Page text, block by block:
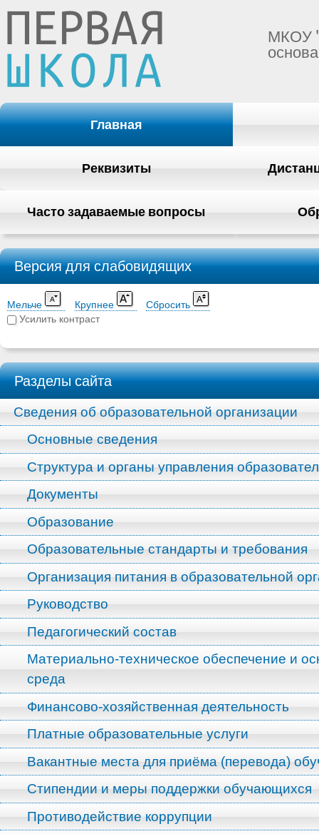
МКОУ
Главная
Реквизиты
Часто задаваемые вопросы
Версия для слабовидящих
Мельче Крупнее
Сбросить
Усилить контраст
Разделы сайта
Сведения об образовательной организации
Основные сведения
Структура и органы управления
Документы
Образование
Образовательные стандарты и требования
Организация питания в образовательной
Руководство
Педагогический состав
Материально-техническое обеспечение и
среда
Финансово-хозяйственная деятельность
Платные образовательные услуги
Вакантные места для приёма (перевода)
Стипендии и меры поддержки обучающихся
Противодействие коррупции